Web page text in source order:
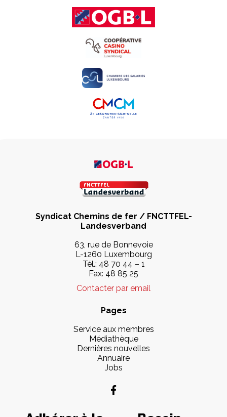
Syndicat Chemins de fer / FNCTTFEL-
Landesverband
63, rue de Bonnevoie
L-1260 Luxembourg
Tél.: 48 70 44 – 1
Fax: 48 85 25
Contacter par email
Pages
Service aux membres
Médiathèque
Dernières nouvelles
Annuaire
Jobs